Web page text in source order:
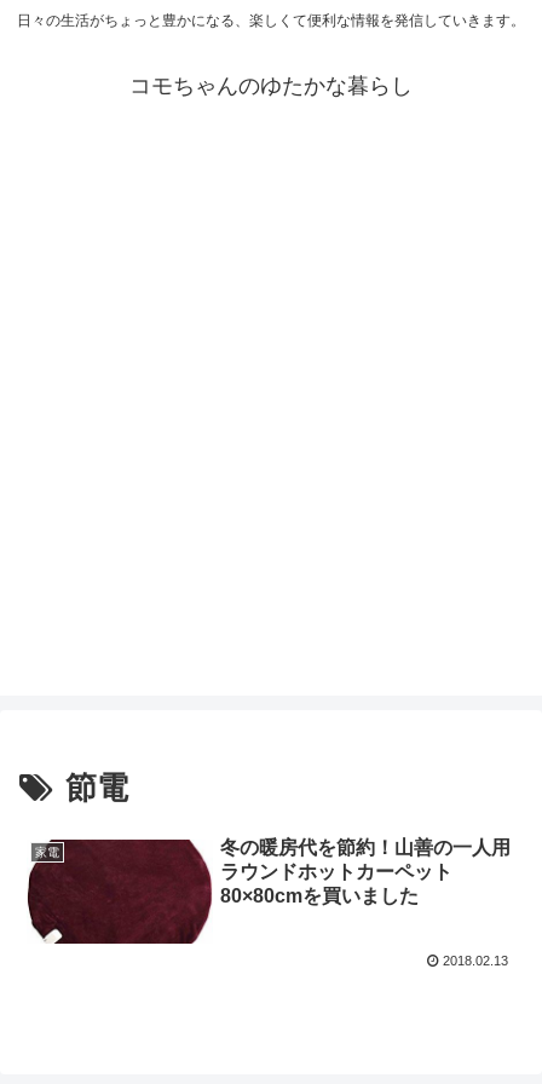
日々の生活がちょっと豊かになる、楽しくて便利な情報を発信していきます。
コモちゃんのゆたかな暮らし
節電
家電
冬の暖房代を節約！山善の一人用
ラウンドホットカーペット
80×80cmを買いました
2018.02.13